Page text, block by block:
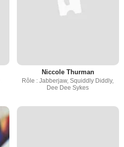
Niccole Thurman
Rôle : Jabberjaw, Squiddly Diddly,
Dee Dee Sykes